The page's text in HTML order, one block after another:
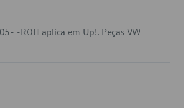
-ROH aplica em Up!. Peças VW